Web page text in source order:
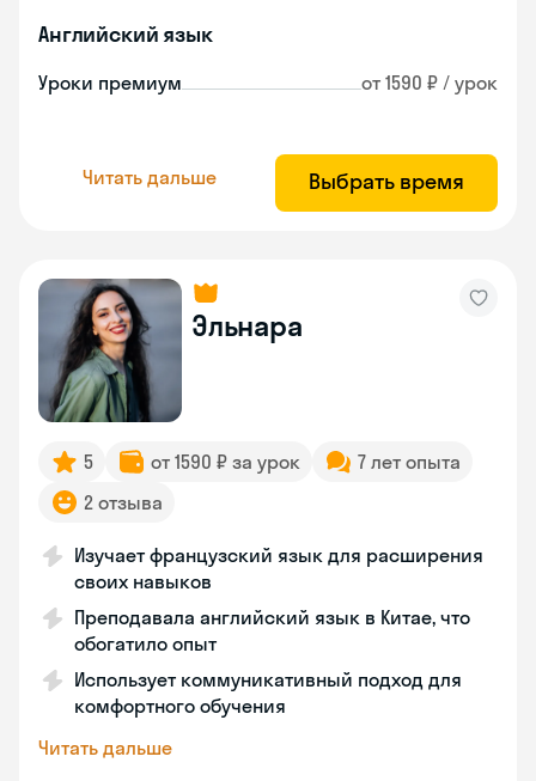
Английский язык
Уроки премиум от 1590 ₽ / урок
Читать дальше Выбрать время
Эльнара
5 от 1590 ₽ за урок
7 лет опыта
2 отзыва
Изучает французский язык для расширения
своих навыков
Преподавала английский язык в Китае, что
обогатило опыт
Использует коммуникативный подход для
комфортного обучения
Читать дальше